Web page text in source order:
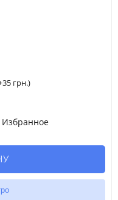
35 грн.)
Избранное